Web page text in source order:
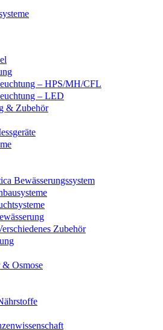
– HPS/MH/CFL
– LED
& Zubehör
Bewässerungssystem
Zubehör
& Osmose